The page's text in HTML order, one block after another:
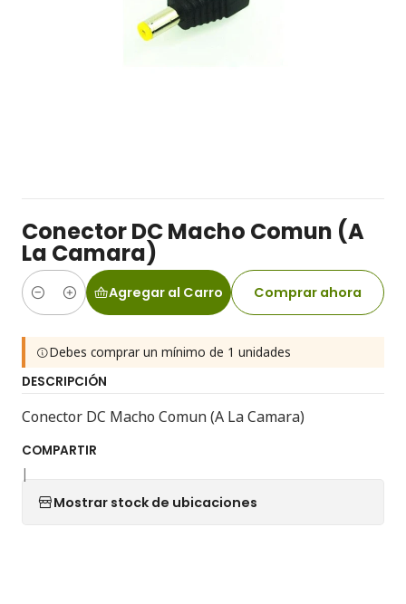
Conector DC Macho Comun (A
La Camara)
Cantidad
Agregar al Carro Comprar ahora
Debes comprar un mínimo de 1 unidades
DESCRIPCIÓN
Conector DC Macho Comun (A La Camara)
COMPARTIR
|
Mostrar stock de ubicaciones